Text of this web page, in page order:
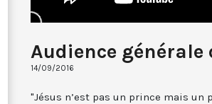
Audience générale
14/09/2016
"Jésus n’est pas un prince mais un